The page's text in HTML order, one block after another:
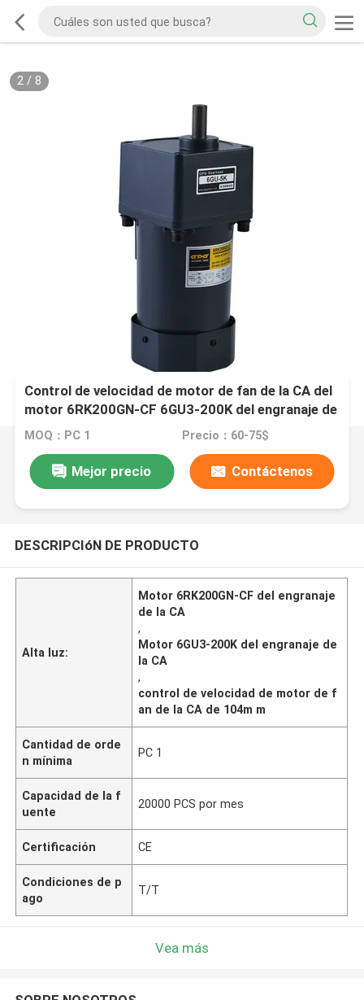
2/ 8
Control de velocidad de motor de fan de la CA del
motor 6RK200GN-CF 6GU3-200K del engranaje de
la CA 200W de 104m m
MOQ：PC 1 Precio：60-75$
Mejor precio Contáctenos
DESCRIPCIóN DE PRODUCTO
Alta luz:
Motor 6RK200GN-CF del engranaje
de la CA
,
Motor 6GU3-200K del engranaje de
la CA
,
control de velocidad de motor de f
an de la CA de 104m m
Cantidad de orde
n mínima
PC 1
Capacidad de la f
uente
20000 PCS por mes
Certificación CE
Condiciones de p
ago
T/T
Vea más